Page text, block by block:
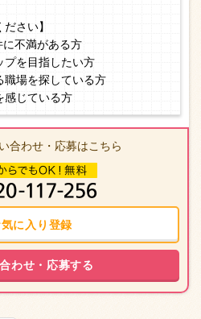
さい】
不満がある方
を目指したい方
場を探している方
じている方
合わせ・応募はこちら
に入り登録
わせ・応募する